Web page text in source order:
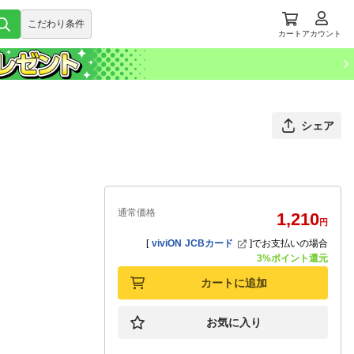
こだわり条件
カート アカウント
シェア
通常価格 1,210円
[ viviON JCBカード ]でお支払いの場合
3%ポイント還元
カートに追加
お気に入り